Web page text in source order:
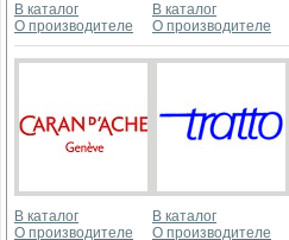
В каталог
О производителе
В каталог
О производителе
В каталог
О производителе
В каталог
О производителе